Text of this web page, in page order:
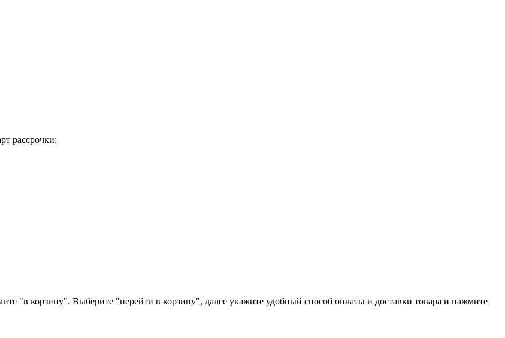
рассрочки:
"в корзину". Выберите "перейти в корзину", далее укажите удобный способ оплаты и доставки товара и нажмите